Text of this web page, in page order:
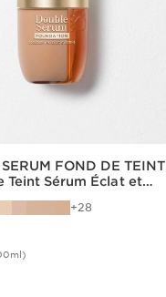
FOND DE TEINT
Teint Sérum Éclat et
28